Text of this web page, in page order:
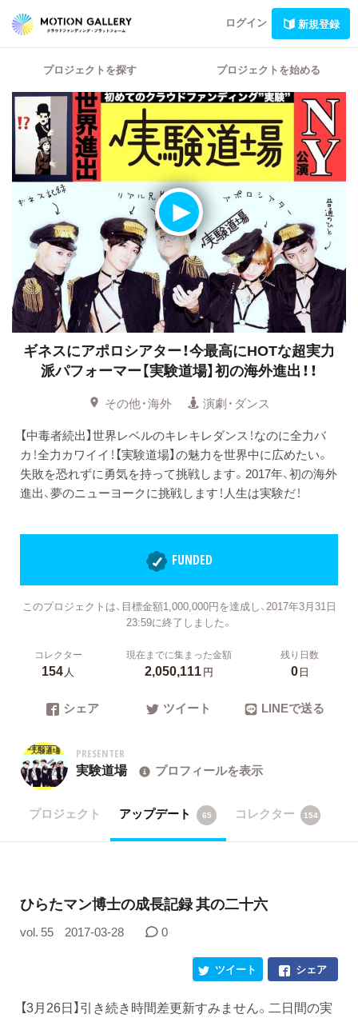
ログイン 新規登録
プロジェクトを探す プロジェクトを始める
ギネスにアポロシアター！今最高にHOTな超実力
派パフォーマー【実験道場】初の海外進出！！
その他・海外
演劇・ダンス
【中毒者続出】世界レベルのキレキレダンス！なのに全力バ
カ！全力カワイイ！【実験道場】の魅力を世界中に広めたい。
失敗を恐れずに勇気を持って挑戦します。2017年、初の海外
進出、夢のニューヨークに挑戦します！人生は実験だ！
FUNDED
このプロジェクトは、目標金額1,000,000円を達成し、2017年3月31日
23:59に終了しました。
コレクター
154人
現在までに集まった金額
2,050,111円
残り日数
0日
シェア ツイート LINEで送る
PRESENTER
実験道場 プロフィールを表示
プロジェクト アップデート 65 コレクター 154
​ひらたマン博士の成長記録 其の二十六
vol. 55 2017-03-28 0
シェア
ツイート
【3月26日】引き続き時間差更新すみません。二日間の実